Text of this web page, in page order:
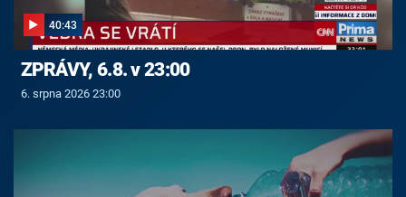
40:43
ZPRÁVY, 6.8. v 23:00
6. srpna 2026 23:00